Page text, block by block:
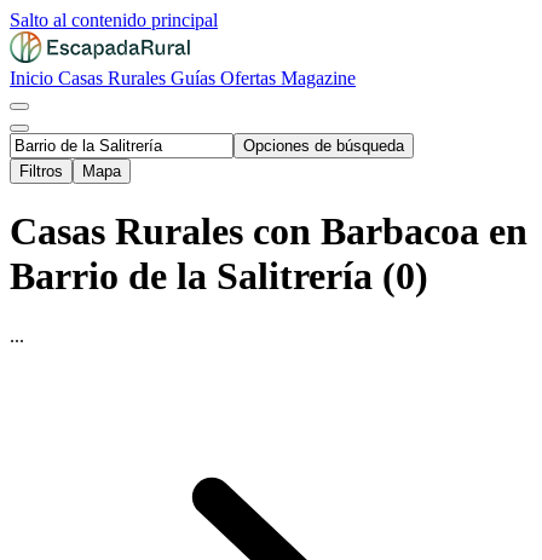
Salto al contenido principal
Inicio Casas Rurales Guías Ofertas Magazine
Opciones de búsqueda
Filtros
Mapa
Casas Rurales con Barbacoa en
Barrio de la Salitrería (0)
...